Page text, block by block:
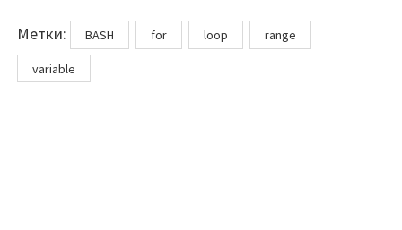
Метки: Метки
BASH for loop range
variable